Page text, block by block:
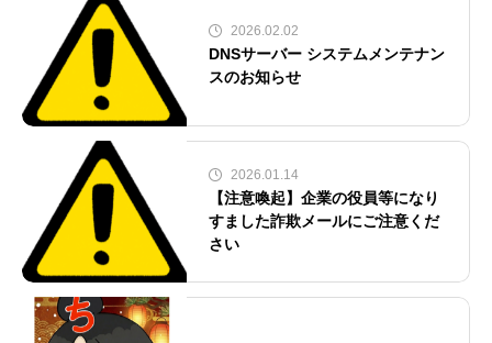
2026.02.02
DNSサーバー システムメンテナン
スのお知らせ
2026.01.14
【注意喚起】企業の役員等になり
すました詐欺メールにご注意くだ
さい